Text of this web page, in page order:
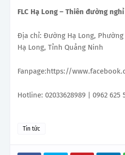
FLC Hạ Long – Thiên đường
Địa chỉ: Đường Hạ Long, Phường
Hạ Long, Tỉnh Quảng Ninh
Fanpage:https://
Hotline: 02033628989 | 0962 625
Tin tức